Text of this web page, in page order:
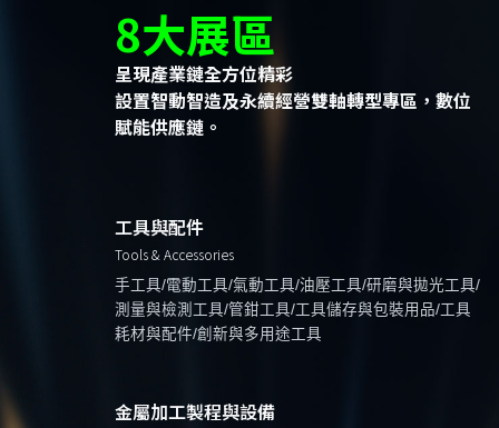
8大展區
呈現產業鏈全方位精彩
設置智動智造及永續經營雙軸轉型專區，數位
賦能供應鏈。
工具與配件
Tools & Accessories
手工具/電動工具/氣動工具/油壓工具/研磨與拋光工具/
測量與檢測工具/管鉗工具/工具儲存與包裝用品/工具
耗材與配件/創新與多用途工具
金屬加工製程與設備